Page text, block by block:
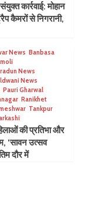
कार्रवाई: मोहान
कैमरों से निगरानी,
News Banbasa
News
News
Pauri Gharwal
Ranikhet
Tankpur
की प्रतिभा और
‘सावन उत्सव
दौर में